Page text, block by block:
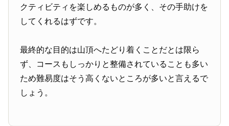
クティビティを楽しめるものが多く、その手助けを
してくれるはずです。
最終的な目的は山頂へたどり着くことだとは限ら
ず、コースもしっかりと整備されていることも多い
ため難易度はそう高くないところが多いと言えるで
しょう。